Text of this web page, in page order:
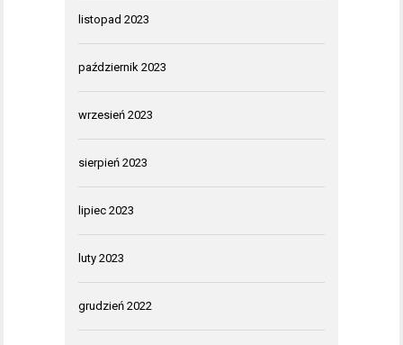
listopad 2023
październik 2023
wrzesień 2023
sierpień 2023
lipiec 2023
luty 2023
grudzień 2022